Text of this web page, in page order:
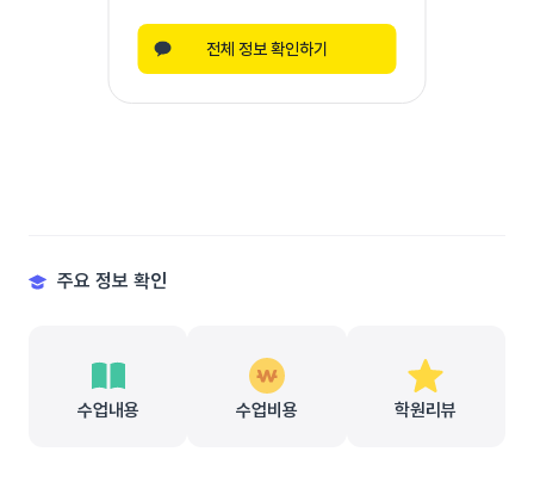
전체 정보 확인하기
주요 정보 확인
수업내용 수업비용 학원리뷰